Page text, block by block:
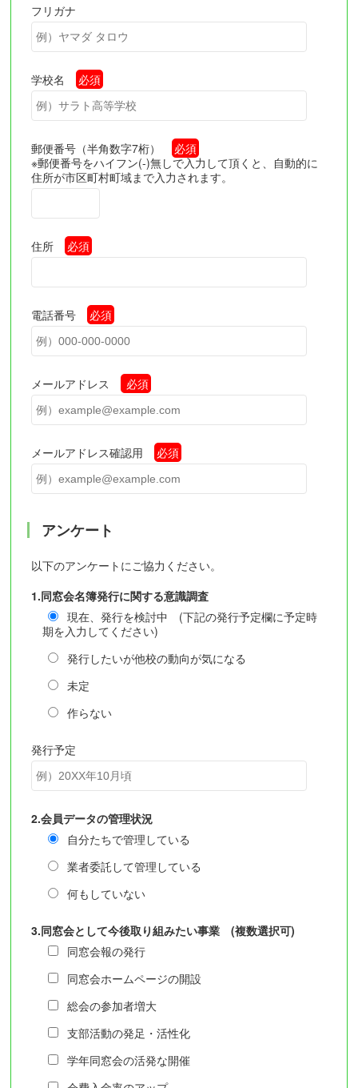
フリガナ
学校名 必須
郵便番号（半角数字7桁）
必須
※郵便番号をハイフン(-)無しで入力して頂くと、自動的に
住所が市区町村町域まで入力されます。
住所 必須
電話番号 必須
メールアドレス 必須
メールアドレス確認用 必須
アンケート
以下のアンケートにご協力ください。
1.同窓会名簿発行に関する意識調査
現在、発行を検討中 (下記の発行予定欄に予定時
期を入力してください)
発行したいが他校の動向が気になる
未定
作らない
発行予定
2.会員データの管理状況
自分たちで管理している
業者委託して管理している
何もしていない
3.同窓会として今後取り組みたい事業 (複数選択可)
同窓会報の発行
同窓会ホームページの開設
総会の参加者増大
支部活動の発足・活性化
学年同窓会の活発な開催